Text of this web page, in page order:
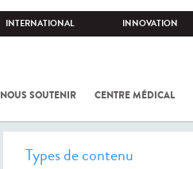
INTERNATIONAL INNOVATION
NOUS SOUTENIR CENTRE MÉDICAL